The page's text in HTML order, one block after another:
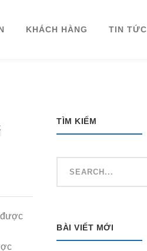
KHÁCH HÀNG TIN TỨC
được
TÌM KIẾM
BÀI VIẾT MỚI